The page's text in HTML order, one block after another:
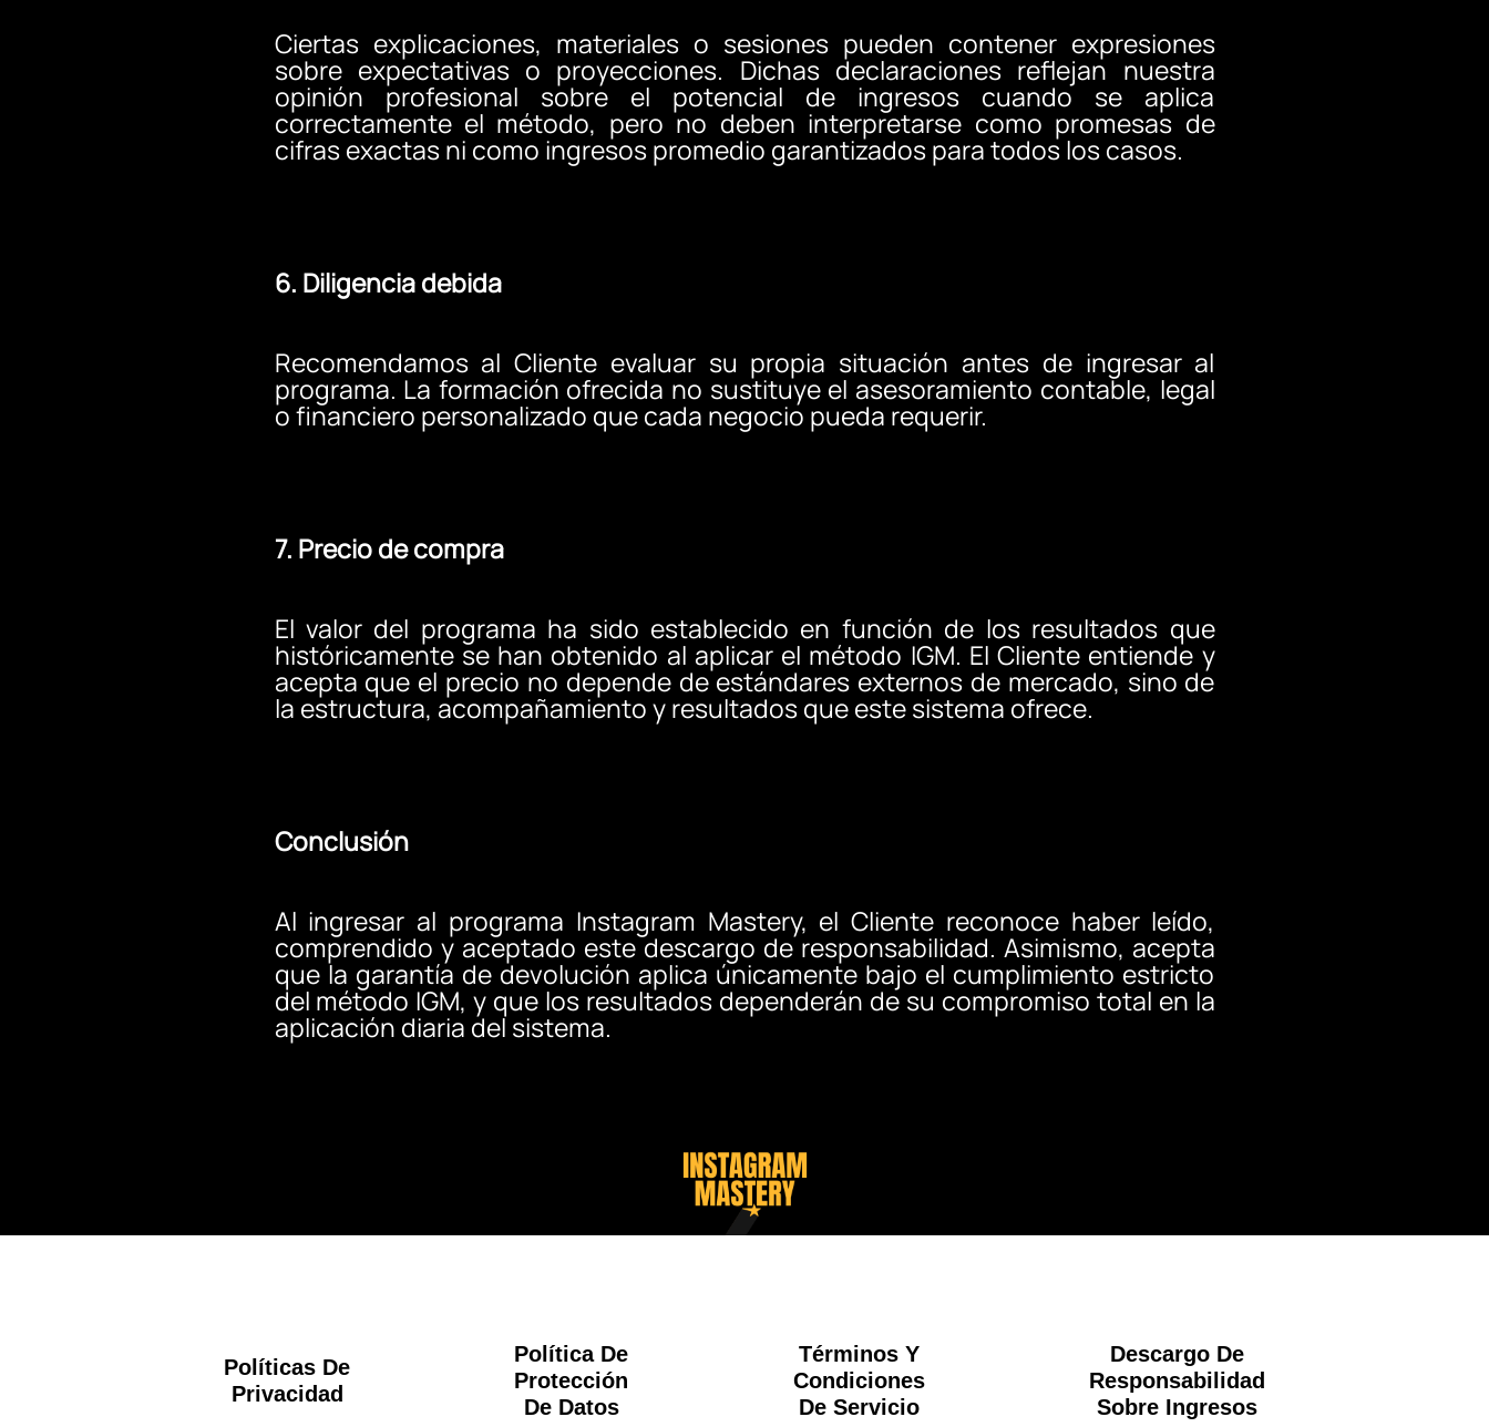
Ciertas explicaciones, materiales o sesiones pueden contener expresiones
sobre expectativas o proyecciones. Dichas declaraciones reflejan nuestra
opinión profesional sobre el potencial de ingresos cuando se aplica
correctamente el método, pero no deben interpretarse como promesas de
cifras exactas ni como ingresos promedio garantizados para todos los casos.
6. Diligencia debida
Recomendamos al Cliente evaluar su propia situación antes de ingresar al
programa. La formación ofrecida no sustituye el asesoramiento contable, legal
o financiero personalizado que cada negocio pueda requerir.
7. Precio de compra
El valor del programa ha sido establecido en función de los resultados que
históricamente se han obtenido al aplicar el método IGM. El Cliente entiende y
acepta que el precio no depende de estándares externos de mercado, sino de
la estructura, acompañamiento y resultados que este sistema ofrece.
Conclusión
Al ingresar al programa Instagram Mastery, el Cliente reconoce haber leído,
comprendido y aceptado este descargo de responsabilidad. Asimismo, acepta
que la garantía de devolución aplica únicamente bajo el cumplimiento estricto
del método IGM, y que los resultados dependerán de su compromiso total en la
aplicación diaria del sistema.
Políticas De
Privacidad
Política De
Protección
De Datos
Términos Y
Condiciones
De Servicio
Descargo De
Responsabilidad
Sobre Ingresos